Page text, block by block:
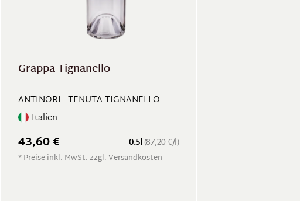
Grappa Tignanello
ANTINORI - TENUTA TIGNANELLO
Italien
0.5l (87,20 €/l)
43,60 €
* Preise inkl. MwSt. zzgl. Versandkosten